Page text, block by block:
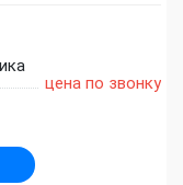
цена по звонку